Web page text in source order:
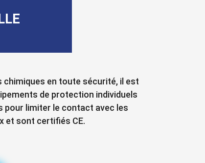
chimiques en toute sécurité, il est
de protection individuels
pour limiter le contact avec les
et sont certifiés CE.